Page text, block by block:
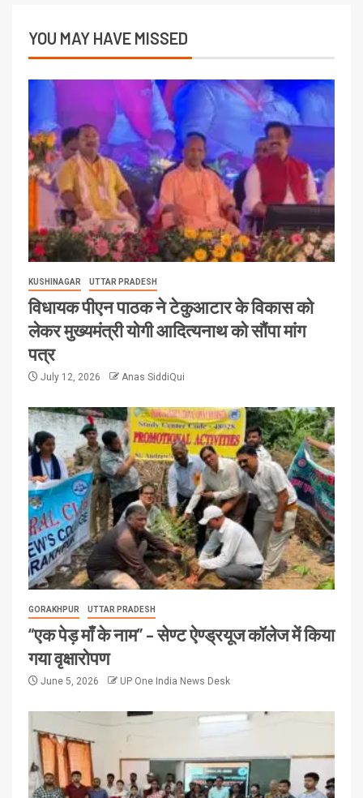
YOU MAY HAVE MISSED
KUSHINAGAR UTTAR PRADESH
विधायक पीएन पाठक ने टेकुआटार के विकास को
लेकर मुख्यमंत्री योगी आदित्यनाथ को सौंपा मांग
पत्र
July 12, 2026 Anas SiddiQui
GORAKHPUR UTTAR PRADESH
“एक पेड़ माँ के नाम” – सेण्ट ऐण्ड्रयूज कॉलेज में किया
गया वृक्षारोपण
June 5, 2026 UP One India News Desk